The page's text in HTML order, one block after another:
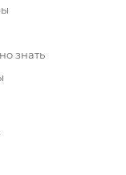
знать